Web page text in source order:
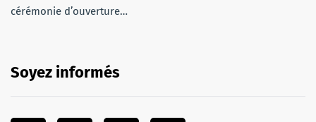
cérémonie d’ouverture…
Soyez informés